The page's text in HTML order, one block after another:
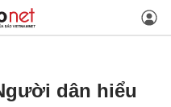
dân hiểu